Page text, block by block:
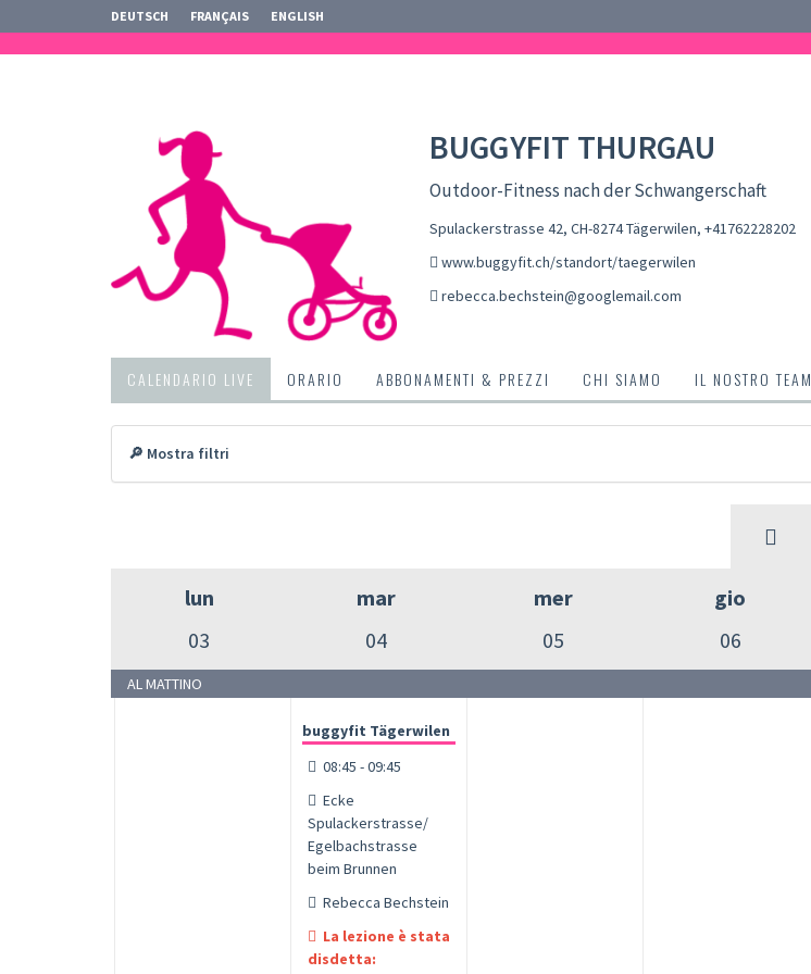
DEUTSCH FRANÇAIS ENGLISH
BUGGYFIT THURGAU
Outdoor-Fitness nach der Schwangerschaft
Spulackerstrasse 42, CH-8274 Tägerwilen, +41762228202
www.buggyfit.ch/standort/taegerwilen
rebecca.bechstein@googlemail.com
CALENDARIO LIVE ORARIO ABBONAMENTI & PREZZI CHI SIAMO IL NOSTRO TEAM
🔎 Mostra filtri
lun
03
mar
04
mer
05
gio
06
AL MATTINO
buggyfit Tägerwilen
08:45 - 09:45
Ecke
Spulackerstrasse/
Egelbachstrasse
beim Brunnen
Rebecca Bechstein
La lezione è stata
disdetta: